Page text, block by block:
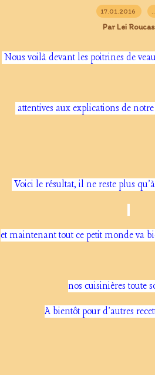
17.01.2016
Par Lei Roucas
Nous voilà devant les poitrines de
attentives aux explications de
Voici le résultat, il ne reste plus
et maintenant tout ce petit monde va
nos cuisinières toute
A bientôt pour d'autres